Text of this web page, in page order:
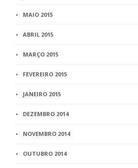
MAIO 2015
ABRIL 2015
MARÇO 2015
FEVEREIRO 2015
JANEIRO 2015
DEZEMBRO 2014
NOVEMBRO 2014
OUTUBRO 2014